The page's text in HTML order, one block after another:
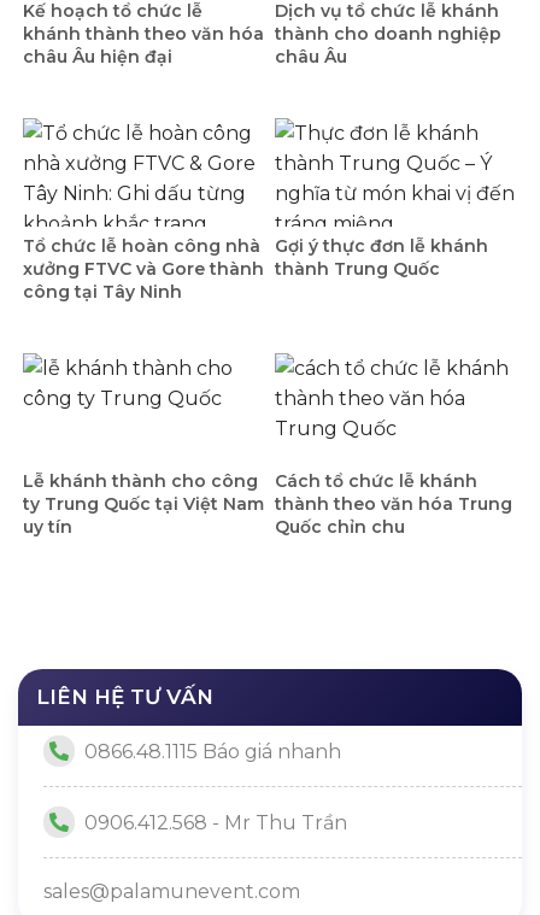
Kế hoạch tổ chức lễ
khánh thành theo văn hóa
châu Âu hiện đại
Dịch vụ tổ chức lễ khánh
thành cho doanh nghiệp
châu Âu
Tổ chức lễ hoàn công nhà
xưởng FTVC và Gore thành
công tại Tây Ninh
Gợi ý thực đơn lễ khánh
thành Trung Quốc
Lễ khánh thành cho công
ty Trung Quốc tại Việt Nam
uy tín
Cách tổ chức lễ khánh
thành theo văn hóa Trung
Quốc chỉn chu
LIÊN HỆ TƯ VẤN
0866.48.1115 Báo giá nhanh
0906.412.568 - Mr Thu Trần
sales@palamunevent.com